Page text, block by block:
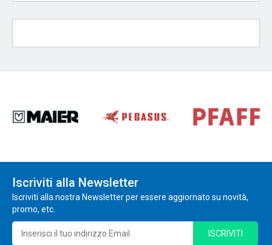
Iscriviti alla Newsletter
Iscriviti alla nostra Newsletter per essere aggiornato su novità,
promo, etc.
ISCRIVITI